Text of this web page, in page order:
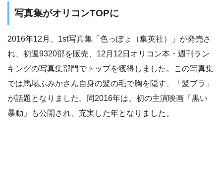
写真集がオリコンTOPに
2016年12月、1st写真集「色っぽょ（集英社）」が発売さ
れ、初週9320部を販売、12月12日オリコン本・週刊ラン
キングの写真集部門でトップを獲得しました。この写真集
では馬場ふみかさん自身の髪の毛で胸を隠す、「髪ブラ」
が話題となりました。同2016年は、初の主演映画「黒い
暴動」も公開され、充実した年となりました。